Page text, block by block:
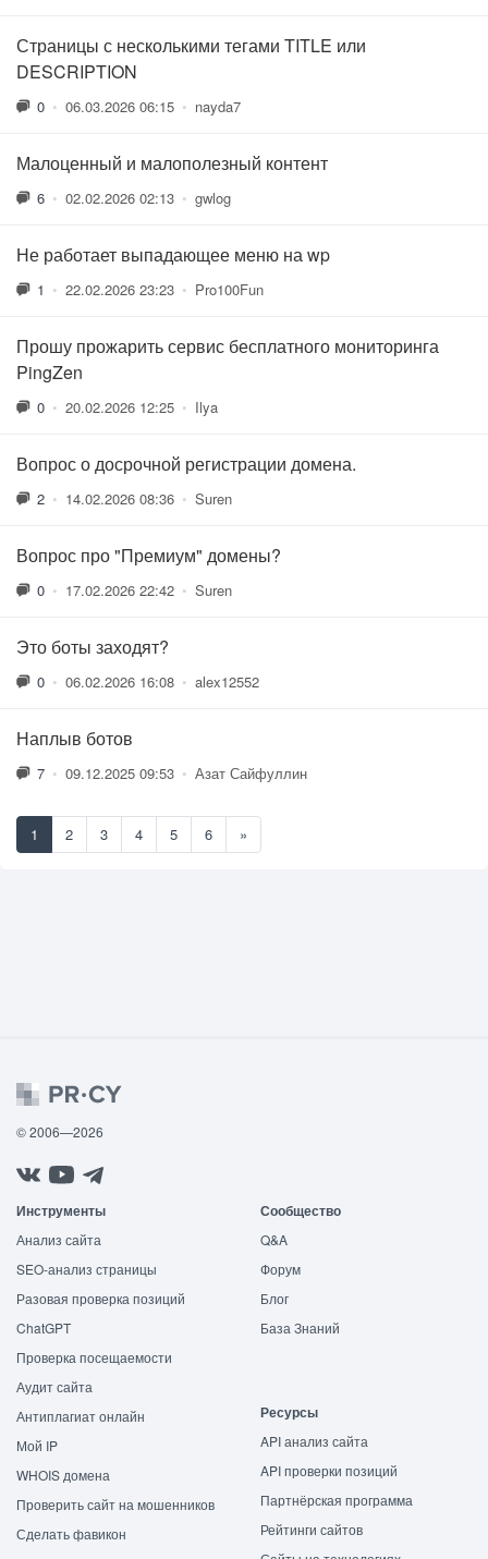
Страницы с несколькими тегами TITLE или
DESCRIPTION
0 • 06.03.2026 06:15 • nayda7
Малоценный и малополезный контент
6 • 02.02.2026 02:13 • gwlog
Не работает выпадающее меню на wp
1 • 22.02.2026 23:23 • Pro100Fun
Прошу прожарить сервис бесплатного мониторинга
PingZen
0 • 20.02.2026 12:25 • Ilya
Вопрос о досрочной регистрации домена.
2 • 14.02.2026 08:36 • Suren
Вопрос про "Премиум" домены?
0 • 17.02.2026 22:42 • Suren
Это боты заходят?
0 • 06.02.2026 16:08 • alex12552
Наплыв ботов
7 • 09.12.2025 09:53 • Азат Сайфуллин
1 2 3 4 5 6 »
© 2006—2026
Инструменты
Анализ сайта
SEO-анализ страницы
Разовая проверка позиций
ChatGPT
Проверка посещаемости
Аудит сайта
Антиплагиат онлайн
Мой IP
WHOIS домена
Проверить сайт на мошенников
Сделать фавикон
Сообщество
Q&A
Форум
Блог
База Знаний
Ресурсы
API анализ сайта
API проверки позиций
Партнёрская программа
Рейтинги сайтов